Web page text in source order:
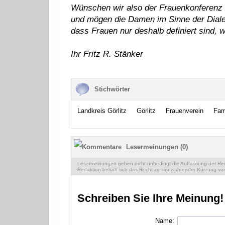
Wünschen wir also der Frauenkonferenz
und mögen die Damen im Sinne der
dass Frauen nur deshalb definiert sind,
Ihr Fritz R. Stänker
Stichwörter
Landkreis Görlitz Görlitz Frauenverein
Lesermeinungen (0)
Lesermeinungen geben nicht unbedingt die Auffassung der
Redaktion behält sich das Recht zu sinnwahrender Kürzung
Schreiben Sie Ihre Meinung!
Name: